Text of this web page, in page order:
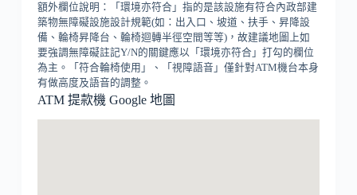
額外欄位說明：「環境亦符合」指的是該設施有符合內政部建
築物無障礙設施設計規範(如：出入口、坡道、扶手、昇降設
備、輪椅昇降台、輪椅迴轉半徑空間等等)，故建議地圖上如
要強調無障礙註記Y/N的關鍵應以「環境亦符合」打勾的欄位
為主。「符合輪椅使用」、「視障語音」僅針對ATM機台本身
有做高度及語音的調整。
ATM 提款機 Google 地圖